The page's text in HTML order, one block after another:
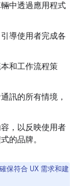
中透過應用程式
導使用者完成各
和工作流程策
訊的所有情境，
，以反映使用者
的品牌。
確保符合 UX 需求和建